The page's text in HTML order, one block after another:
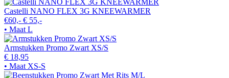
Castelli NANO FLEX 3G KNEEWARMER
€60,- € 55,-
• Maat L
Armstukken Promo Zwart XS/S
€ 18,95
• Maat XS-S